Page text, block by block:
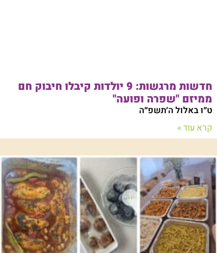
חדשות מרגשות: 9 יולדות קיבלו חיבוק חם
ממיזם "שפרה ופועה"
ט״ו באלול ה׳תשפ״ה
קרא עוד »